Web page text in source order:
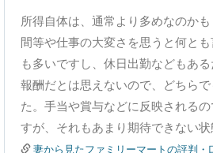
所得自体は、通常より多めなのか
間等や仕事の大変さを思うと何と
も多いですし、休日出勤などもあ
報酬だとは思えないので、どちら
た。手当や賞与などに反映される
すが、それもあまり期待できない状
妻から見たファミリーマートの評判・